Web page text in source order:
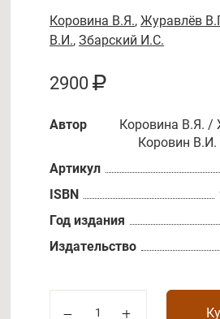
Коровина В.Я., Журавлёв
В.И., Збарский И.С.
2900
Автор
Коровина В.Я.
Коровин
Артикул
ISBN
Год издания
Издательство